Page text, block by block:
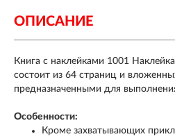
ОПИСАНИЕ
Книга с наклейками 1001
состоит из 64 страниц и
предназначенными для
Особенности:
Кроме захватывающих